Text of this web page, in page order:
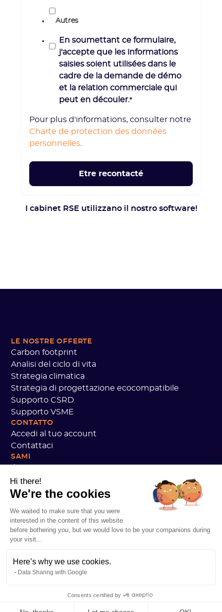
Autres
En soumettant ce formulaire,
j'accepte que les informations
saisies soient utilisées dans le
cadre de la demande de démo
et la relation commerciale qui
peut en découler.*
Pour plus d'informations, consulter notre
Charte de protection des données
personnelles.
I cabinet RSE utilizzano il nostro software!
LE NOSTRE OFFERTE
Carbon footprint
Analisi del ciclo di vita
Strategia climatica
Strategia di progettazione ecocompatibile
Supporto CSRD
Supporto VSME
CONTATTO
Accedi al tuo account
Contattaci
SAMI
Recensioni dei clienti Sami
Stiamo reclutando!
Accademia CGV Sami
Sicurezza
Stato dei servizi
RISORSE
Pratica Open Carbon
Hi there!
We're the cookies
We waited to make sure that you were
interested in the content of this website
before bothering you, but we would love to be your companions during
your visit...
Here’s why we use cookies.
Data Sharing with Google
Consents certified by